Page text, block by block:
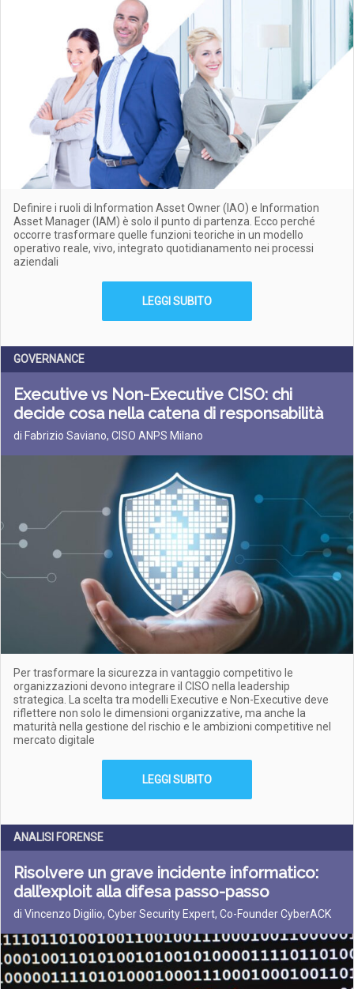
Definire i ruoli di Information Asset Owner (IAO) e Information
Asset Manager (IAM) è solo il punto di partenza. Ecco perché
occorre trasformare quelle funzioni teoriche in un modello
operativo reale, vivo, integrato quotidianamento nei processi
aziendali
LEGGI SUBITO
GOVERNANCE
Executive vs Non-Executive CISO: chi
decide cosa nella catena di responsabilità
di Fabrizio Saviano, CISO ANPS Milano
Per trasformare la sicurezza in vantaggio competitivo le
organizzazioni devono integrare il CISO nella leadership
strategica. La scelta tra modelli Executive e Non-Executive deve
riflettere non solo le dimensioni organizzative, ma anche la
maturità nella gestione del rischio e le ambizioni competitive nel
mercato digitale
LEGGI SUBITO
ANALISI FORENSE
Risolvere un grave incidente informatico:
dall’exploit alla difesa passo-passo
di Vincenzo Digilio, Cyber Security Expert, Co-Founder CyberACK